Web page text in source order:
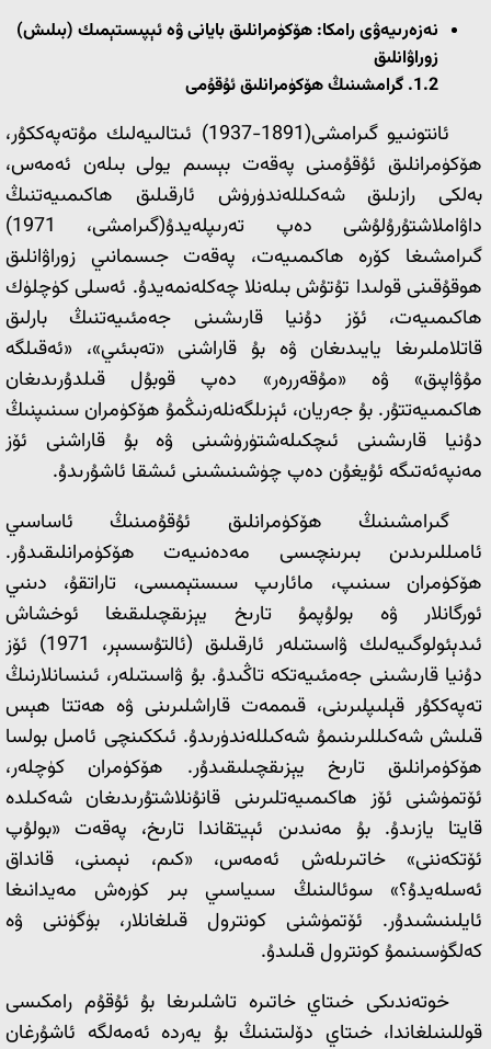
نەزەرىيەۋى رامكا: ھۆكۈمرانلىق بايانى ۋە ئېپىستېمىك (بىلىش)
زوراۋانلىق
1.2. گرامشىنىڭ ھۆكۈمرانلىق ئۇقۇمى
ئانتونىيو گىرامشى(1891-1937) ئىتالىيەلىك مۇتەپەككۇر،
ھۆكۈمرانلىق ئۇقۇمىنى پەقەت بېسىم يولى بىلەن ئەمەس،
بەلكى رازىلىق شەكىللەندۈرۈش ئارقىلىق ھاكىمىيەتنىڭ
داۋاملاشتۇرۇلۇشى دەپ تەرىپلەيدۇ(گىرامشى، 1971)
گىرامشىغا كۆرە ھاكىمىيەت، پەقەت جىسمانىي زوراۋانلىق
ھوقۇقىنى قولىدا تۇتۇش بىلەنلا چەكلەنمەيدۇ. ئەسلى كۈچلۈك
ھاكىمىيەت، ئۆز دۇنيا قارىشىنى جەمئىيەتنىڭ بارلىق
قاتلاملىرىغا يايىدىغان ۋە بۇ قاراشنى «تەبىئىي»، «ئەقىلگە
مۇۋاپىق» ۋە «مۇقەررەر» دەپ قوبۇل قىلدۇرىدىغان
ھاكىمىيەتتۇر. بۇ جەريان، ئېزىلگەنلەرنىڭمۇ ھۆكۈمران سىنىپنىڭ
دۇنيا قارىشىنى ئىچكىلەشتۈرۈشىنى ۋە بۇ قاراشنى ئۆز
مەنپەئەتىگە ئۇيغۇن دەپ چۈشىنىشىنى ئىشقا ئاشۇرىدۇ.
گىرامشىنىڭ ھۆكۈمرانلىق ئۇقۇمىنىڭ ئاساسىي
ئامىللىرىدىن بىرىنچىسى مەدەنىيەت ھۆكۈمرانلىقىدۇر.
ھۆكۈمران سىنىپ، مائارىپ سىستېمىسى، تاراتقۇ، دىنىي
ئورگانلار ۋە بولۇپمۇ تارىخ يېزىقچىلىقىغا ئوخشاش
ئىدېئولوگىيەلىك ۋاسىتىلەر ئارقىلىق (ئالتۇسسېر، 1971) ئۆز
دۇنيا قارىشىنى جەمئىيەتكە تاڭىدۇ. بۇ ۋاسىتىلەر، ئىنسانلارنىڭ
تەپەككۇر قېلىپلىرىنى، قىممەت قاراشلىرىنى ۋە ھەتتا ھېس
قىلىش شەكىللىرىنىمۇ شەكىللەندۈرىدۇ. ئىككىنچى ئامىل بولسا
ھۆكۈمرانلىق تارىخ يېزىقچىلىقىدۇر. ھۆكۈمران كۈچلەر،
ئۆتمۈشنى ئۆز ھاكىمىيەتلىرىنى قانۇنلاشتۇرىدىغان شەكىلدە
قايتا يازىدۇ. بۇ مەنىدىن ئېيتقاندا تارىخ، پەقەت «بولۇپ
ئۆتكەننى» خاتىرىلەش ئەمەس، «كىم، نېمىنى، قانداق
ئەسلەيدۇ؟» سوئالىنىڭ سىياسىي بىر كۈرەش مەيدانىغا
ئايلىنىشىدۇر. ئۆتمۈشنى كونترول قىلغانلار، بۈگۈننى ۋە
كەلگۈسىنىمۇ كونترول قىلىدۇ.
خوتەندىكى خىتاي خاتىرە تاشلىرىغا بۇ ئۇقۇم رامكىسى
قوللىنىلغاندا، خىتاي دۆلىتىنىڭ بۇ يەردە ئەمەلگە ئاشۇرغان